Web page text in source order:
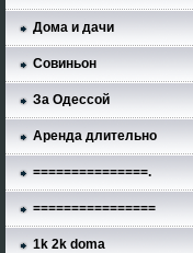
Дома и дачи
Совиньон
За Одессой
Аренда длительно
===============.
================
1k 2k doma